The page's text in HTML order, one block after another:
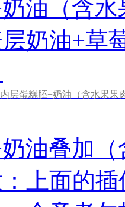
内层蛋糕胚+奶油（含水果果